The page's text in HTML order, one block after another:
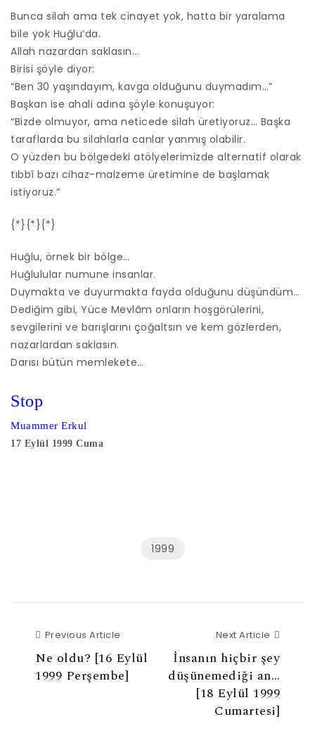
Bunca silah ama tek cinayet yok, hatta bir yaralama
bile yok Huğlu’da.
Allah nazardan saklasın…
Birisi şöyle diyor:
“Ben 30 yaşındayım, kavga olduğunu duymadım…”
Başkan ise ahali adına şöyle konuşuyor:
“Bizde olmuyor, ama neticede silah üretiyoruz… Başka
taraflarda bu silahlarla canlar yanmış olabilir.
O yüzden bu bölgedeki atölyelerimizde alternatif olarak
tıbbî bazı cihaz-malzeme üretimine de başlamak
istiyoruz.”
{*}{*}{*}
Huğlu, örnek bir bölge…
Huğlulular numune insanlar.
Duymakta ve duyurmakta fayda olduğunu düşündüm…
Dediğim gibi, Yüce Mevlâm onların hoşgörülerini,
sevgilerini ve barışlarını çoğaltsın ve kem gözlerden,
nazarlardan saklasın.
Darısı bütün memlekete…
Stop
Muammer Erkul
17 Eylül 1999 Cuma
1999
Previous Article
Ne oldu? [16 Eylül
1999 Perşembe]
Next Article
İnsanın hiçbir şey
düşünemediği an…
[18 Eylül 1999
Cumartesi]